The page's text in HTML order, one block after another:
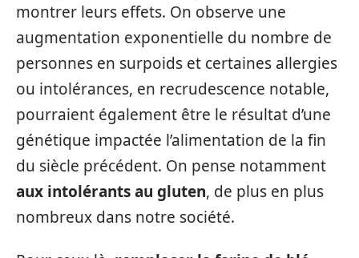
montrer leurs effets. On observe une
augmentation exponentielle du nombre de
personnes en surpoids et certaines allergies
ou intolérances, en recrudescence notable,
pourraient également être le résultat d’une
génétique impactée l’alimentation de la fin
du siècle précédent. On pense notamment
aux intolérants au gluten, de plus en plus
nombreux dans notre société.